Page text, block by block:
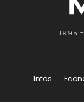
1995
Infos